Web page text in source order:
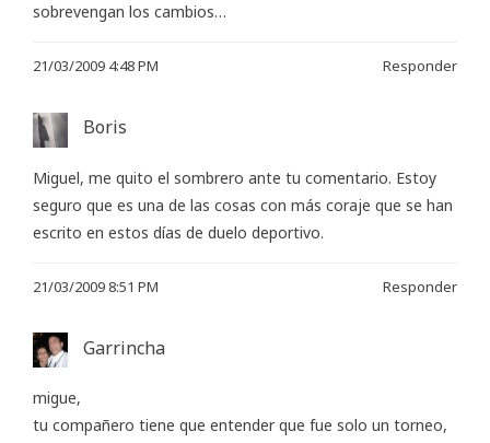
sobrevengan los cambios…
21/03/2009 4:48 PM Responder
Boris
Miguel, me quito el sombrero ante tu comentario. Estoy
seguro que es una de las cosas con más coraje que se han
escrito en estos días de duelo deportivo.
21/03/2009 8:51 PM Responder
Garrincha
migue,
tu compañero tiene que entender que fue solo un torneo,